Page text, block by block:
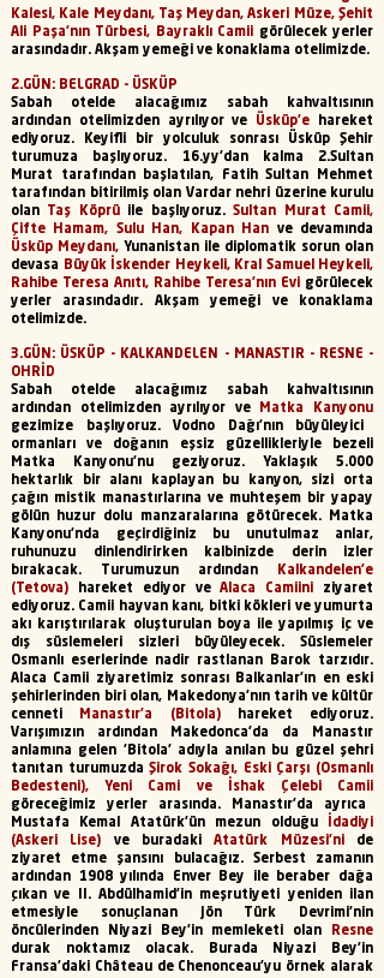
Kalesi, Kale Meydanı, Taş Meydan, Askeri Müze, Şehit
Ali Paşa'nın Türbesi, Bayraklı Camii
görülecek yerler
arasındadır. Akşam yemeği ve konaklama otelimizde.
2.GÜN: BELGRAD - ÜSKÜP
Sabah otelde alacağımız sabah kahvaltısının
ardından otelimizden ayrılıyor ve Üsküp’e
hareket
ediyoruz. Keyifli bir yolculuk sonrası Üsküp Şehir
turumuza başlıyoruz. 16.yy’dan kalma 2.Sultan
Murat tarafından başlatılan, Fatih Sultan Mehmet
tarafından bitirilmiş olan Vardar nehri üzerine kurulu
olan
Taş Köprü ile başlıyoruz.Sultan Murat Camii,
Çifte Hamam, Sulu Han, Kapan Han ve devamında
Üsküp Meydanı, Yunanistan ile diplomatik sorun olan
devasa Büyük İskender Heykeli, Kral Samuel Heykeli,
Rahibe Teresa Anıtı, Rahibe Teresa’nın Evi
görülecek
yerler arasındadır. Akşam yemeği ve konaklama
otelimizde.
3.GÜN: ÜSKÜP - KALKANDELEN - MANASTIR - RESNE -
OHRİD
Sabah otelde alacağımız sabah kahvaltısının
ardından otelimizden ayrılıyor ve
Matka Kanyonu
gezimize başlıyoruz. Vodno Dağı'nın büyüleyici
ormanları ve doğanın eşsiz güzellikleriyle bezeli
Matka Kanyonu'nu geziyoruz. Yaklaşık 5.000
hektarlık bir alanı kaplayan bu kanyon, sizi orta
çağın mistik manastırlarına ve muhteşem bir yapay
gölün huzur dolu manzaralarına götürecek. Matka
Kanyonu'nda geçirdiğiniz bu unutulmaz anlar,
ruhunuzu dinlendirirken kalbinizde derin izler
bırakacak. Turumuzun ardından
Kalkandelen’e
(Tetova) hareket ediyor veAlaca Camiini
ziyaret
ediyoruz. Camii hayvan kanı, bitki kökleri ve yumurta
akı karıştırılarak oluşturulan boya ile yapılmış iç ve
dış süslemeleri sizleri büyüleyecek. Süslemeler
Osmanlı eserlerinde nadir rastlanan Barok tarzıdır.
Alaca Camii ziyaretimiz sonrası Balkanlar’ın en eski
şehirlerinden biri olan, Makedonya’nın tarih ve kültür
cenneti
Manastır’a (Bitola)
hareket ediyoruz.
Varışımızın ardından Makedonca’da da Manastır
anlamına gelen 'Bitola' adıyla anılan bu güzel şehri
tanıtan turumuzdaŞirok Sokağı, Eski Çarşı (Osmanlı
Bedesteni), Yeni Cami ve İshak Çelebi Camii
göreceğimiz yerler arasında. Manastır’da ayrıca
Mustafa Kemal Atatürk’ün mezun olduğu
İdadiyi
(Askeri Lise) ve buradakiAtatürk Müzesi’ni
de
ziyaret etme şansını bulacağız. Serbest zamanın
ardından 1908 yılında Enver Bey ile beraber dağa
çıkan ve II. Abdülhamid’in meşrutiyeti yeniden ilan
etmesiyle sonuçlanan Jön Türk Devrimi’nin
öncülerinden Niyazi Bey’in memleketi olan
Resne
durak noktamız olacak. Burada Niyazi Bey’in
Fransa’daki Château de Chenonceau’yu örnek alarak